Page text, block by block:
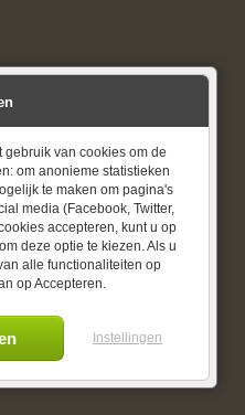
gebruik van cookies om de
om anonieme statistieken
te maken om pagina's
media (Facebook, Twitter,
accepteren, kunt u op
deze optie te kiezen. Als u
alle functionaliteiten op
op Accepteren.
Instellingen